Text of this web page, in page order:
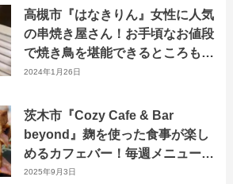
高槻市『はなきりん』女性に人気
の串焼き屋さん！お手頃なお値段
で焼き鳥を堪能できるところもオ
ススメ！
2024年1月26日
茨木市『Cozy Cafe & Bar
beyond』麹を使った食事が楽し
めるカフェバー！毎週メニューが
変わる”週替わりランチ”もおすす
2025年9月3日